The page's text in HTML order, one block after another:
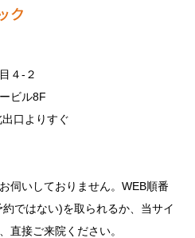
４‐２
ビル8F
口よりすぐ
伺いしておりません。WEB順番
ではない)を取られるか、当サイ
直接ご来院ください。